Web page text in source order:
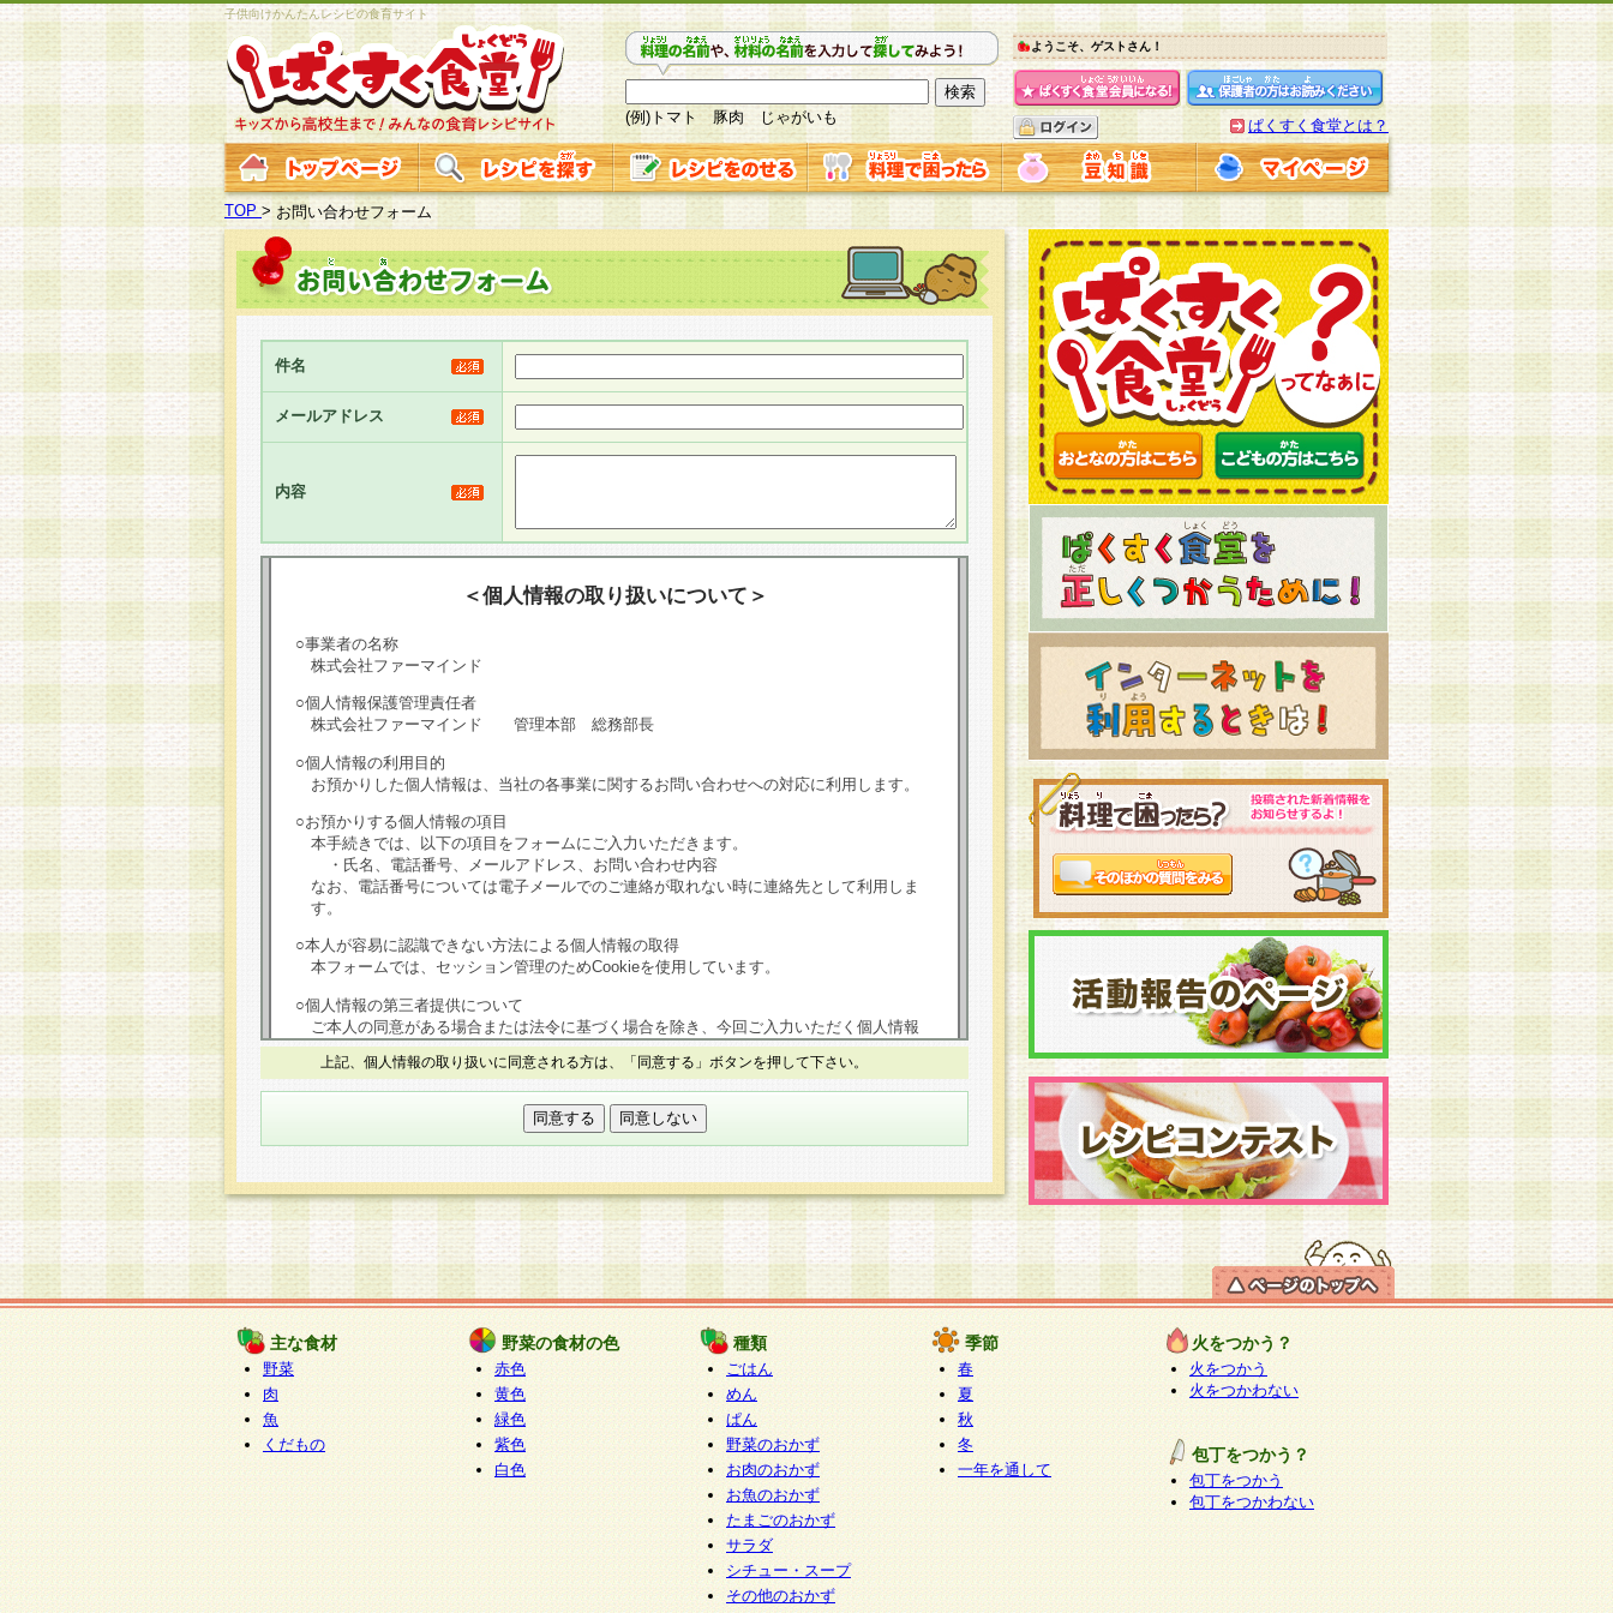
子供向けかんたんレシピの食育サイト
(例)トマト 豚肉 じゃがいも
ようこそ、ゲストさん！
ぱくすく食堂とは？
TOP >お問い合わせフォーム
件名
メールアドレス
内容
＜個人情報の取り扱いについて＞
○事業者の名称
株式会社ファーマインド
○個人情報保護管理責任者
株式会社ファーマインド 管理本部 総務部長
○個人情報の利用目的
お預かりした個人情報は、当社の各事業に関するお問い合わせへの対応に利用します。
○お預かりする個人情報の項目
本手続きでは、以下の項目をフォームにご入力いただきます。
・氏名、電話番号、メールアドレス、お問い合わせ内容
なお、電話番号については電子メールでのご連絡が取れない時に連絡先として利用しま
す。
○本人が容易に認識できない方法による個人情報の取得
本フォームでは、セッション管理のためCookieを使用しています。
○個人情報の第三者提供について
ご本人の同意がある場合または法令に基づく場合を除き、今回ご入力いただく個人情報
は第三者に提供しません。
個人情報の取り扱いを外部に委託する場合は、当社が規定する個人情報管理基準を満た
す企業を選定して委託を行い、適切な取り扱いが行われるよう監督します。
本人からの求めにより、当社が本件により取得した開示対象個人情報の利用目的の通
知・開示・内容の訂正・追加または削除・利用の停止・消去及び第三者への提供の禁止
（以下、総称して「開示等」といいます。）に応じます。
開示等に応じる窓口は以下になります。
ぱくすく食堂個人情報お客様相談窓口
paku-info@pakusuku.com
個人情報を与えることは任意ですが、個人情報の取扱いについて同意をいただけない場
合には、当社のサービスの提供、お客様からのお問い合わせ・ご相談への対応ができな
い場合がございますのでご了承ください。
上記、個人情報の取り扱いに同意される方は、「同意する」ボタンを押して下さい。
主な食材
野菜
肉
魚
くだもの
野菜の食材の色
赤色
黄色
緑色
紫色
白色
種類
ごはん
めん
ぱん
野菜のおかず
お肉のおかず
お魚のおかず
たまごのおかず
サラダ
シチュー・スープ
その他のおかず
季節
春
夏
秋
冬
一年を通して
火をつかう？
火をつかう
火をつかわない
包丁をつかう？
包丁をつかう
包丁をつかわない